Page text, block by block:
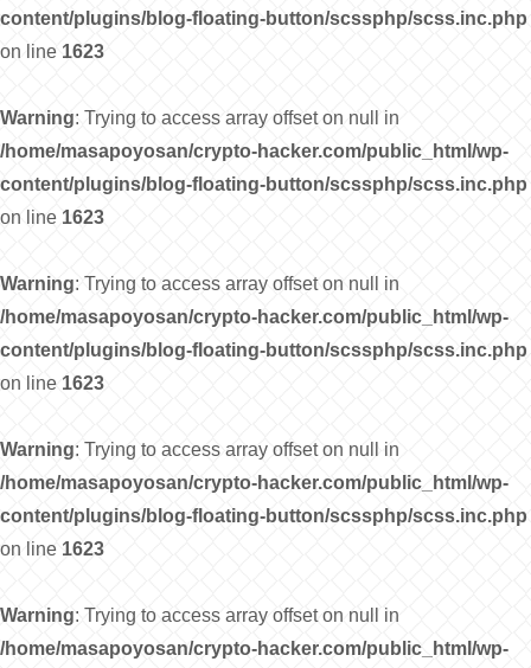
content/plugins/blog-floating-button/scssphp/scss.inc.php
on line 1623
Warning: Trying to access array offset on null in
/home/masapoyosan/crypto-hacker.com/public_html/wp-
content/plugins/blog-floating-button/scssphp/scss.inc.php
on line 1623
Warning: Trying to access array offset on null in
/home/masapoyosan/crypto-hacker.com/public_html/wp-
content/plugins/blog-floating-button/scssphp/scss.inc.php
on line 1623
Warning: Trying to access array offset on null in
/home/masapoyosan/crypto-hacker.com/public_html/wp-
content/plugins/blog-floating-button/scssphp/scss.inc.php
on line 1623
Warning: Trying to access array offset on null in
/home/masapoyosan/crypto-hacker.com/public_html/wp-